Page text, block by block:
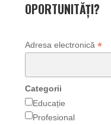
OPORTUNITĂȚI?
Adresa electronică *
Categorii
Educație
Profesional